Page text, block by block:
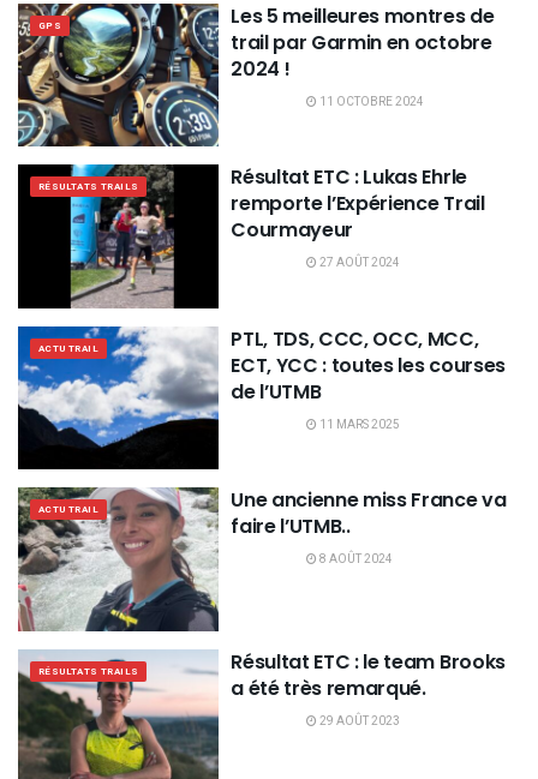
GPS
Les 5 meilleures montres de
trail par Garmin en octobre
2024 !
11 OCTOBRE 2024
RÉSULTATS TRAILS
Résultat ETC : Lukas Ehrle
remporte l’Expérience Trail
Courmayeur
27 AOÛT 2024
ACTU TRAIL
PTL, TDS, CCC, OCC, MCC,
ECT, YCC : toutes les courses
de l’UTMB
11 MARS 2025
ACTU TRAIL
Une ancienne miss France va
faire l’UTMB..
8 AOÛT 2024
RÉSULTATS TRAILS
Résultat ETC : le team Brooks
a été très remarqué.
29 AOÛT 2023